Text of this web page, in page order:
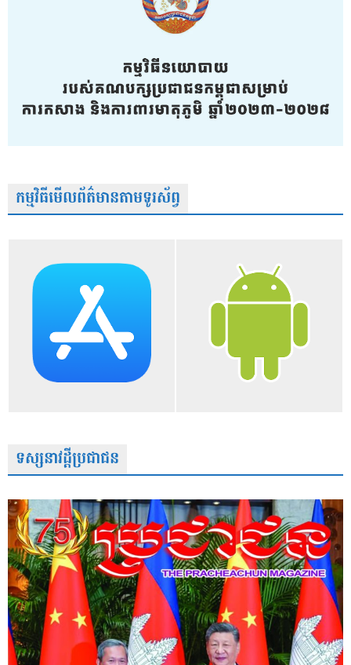
កម្មវិធីមើលព័ត៌មានតាមទូរស័ព្វ
ទស្សនាវដ្តីប្រជាជន